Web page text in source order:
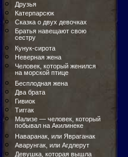
Друзья
Катерпарсюк
Сказка о двух девочках
Братья навещают свою
сестру
Кунук-сирота
Неверная жена
Человек, который женился
на морской птице
Бесплодная жена
Два брата
Гивиок
Тиггак
Мализе — человек, который
побывал на Акилинеке
Наваранак, или Явраганак
Аварунгак, или Агдлерут
Девушка, которая вышла